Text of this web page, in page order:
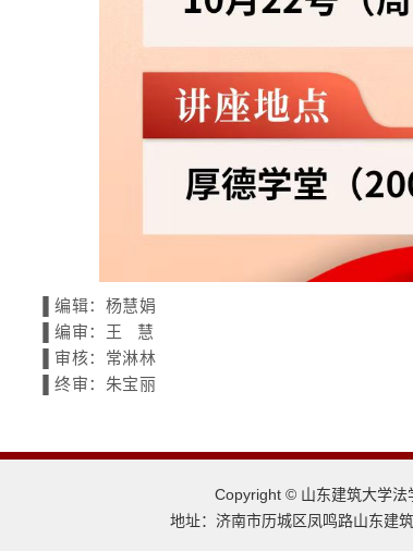
▐ 编辑：杨慧娟
▐ 编审：王 慧
▐ 审核：常淋林
▐ 终审：朱宝丽
Copyright © 山东建筑大学法
地址：济南市历城区凤鸣路山东建